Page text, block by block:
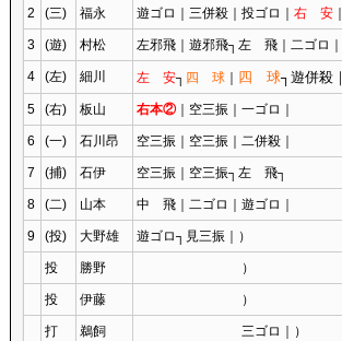
2 (三) 福永 遊ゴロ｜三併殺｜投ゴロ｜ 右 安｜
3 (遊) 村松 左邪飛｜遊邪飛┐左 飛｜二ゴロ｜
4 (左) 細川 左 安┐ 四 球｜ 四 球┐遊併殺｜
5 (右) 板山 右本②｜空三振｜一ゴロ｜
6 (一) 石川昂 空三振｜空三振｜二併殺｜
7 (捕) 石伊 空三振｜空三振┐左 飛┐
8 (二) 山本 中 飛｜二ゴロ｜遊ゴロ｜
9 (投) 大野雄 遊ゴロ┐見三振｜）
投 勝野 ）
投 伊藤 ）
打 鵜飼 三ゴロ｜）